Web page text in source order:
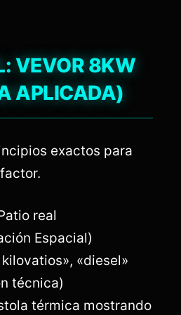
VEVOR 8KW
APLICADA)
exactos para
real
Espacial)
kilovatios», «diesel»
técnica)
térmica mostrando